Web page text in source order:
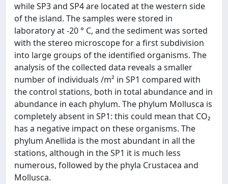
while SP3 and SP4 are located at the western side
of the island. The samples were stored in
laboratory at -20 ° C, and the sediment was sorted
with the stereo microscope for a first subdivision
into large groups of the identified organisms. The
analysis of the collected data reveals a smaller
number of individuals /m² in SP1 compared with
the control stations, both in total abundance and in
abundance in each phylum. The phylum Mollusca is
completely absent in SP1: this could mean that CO₂
has a negative impact on these organisms. The
phylum Anellida is the most abundant in all the
stations, although in the SP1 it is much less
numerous, followed by the phyla Crustacea and
Mollusca.